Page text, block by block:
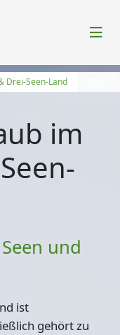
Drei-Seen-Land
im
und
ist
gehört zu